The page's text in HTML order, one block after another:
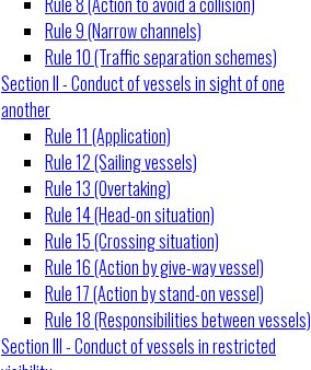
Rule 9 (Narrow channels)
Rule 10 (Traffic separation schemes)
Section II - Conduct of vessels in sight of one
another
Rule 11 (Application)
Rule 12 (Sailing vessels)
Rule 13 (Overtaking)
Rule 14 (Head-on situation)
Rule 15 (Crossing situation)
Rule 16 (Action by give-way vessel)
Rule 17 (Action by stand-on vessel)
Rule 18 (Responsibilities between vessels)
Section III - Conduct of vessels in restricted